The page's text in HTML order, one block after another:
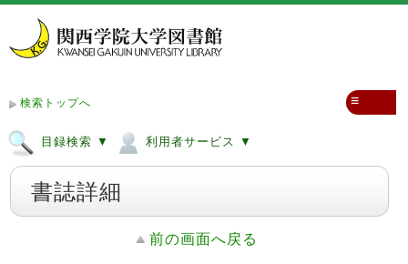
検索トップへ
目録検索 ▼ 利用者サービス ▼
≡
書誌詳細
前の画面へ戻る